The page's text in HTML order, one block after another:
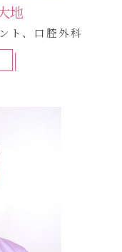
地
ト、口腔外科